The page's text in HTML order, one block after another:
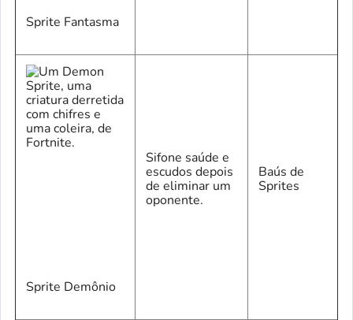
Sprite Fantasma
Sprite Demônio
Sifone saúde e
escudos depois
de eliminar um
oponente.
Baús de
Sprites